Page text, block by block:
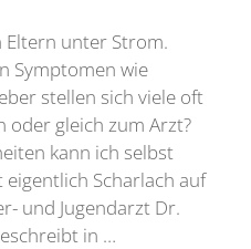
Eltern unter Strom.
Symptomen wie
stellen sich viele oft
oder gleich zum Arzt?
kann ich selbst
Scharlach auf
und Jugendarzt Dr.
in …